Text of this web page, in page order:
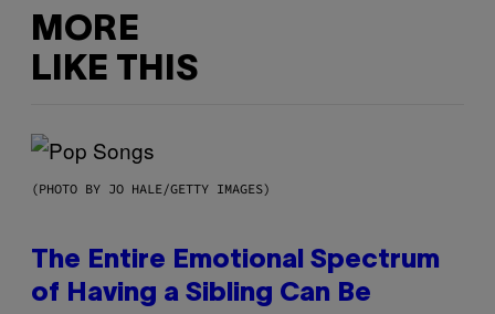
MORE
LIKE THIS
(PHOTO BY JO HALE/GETTY IMAGES)
The Entire Emotional Spectrum
of Having a Sibling Can Be